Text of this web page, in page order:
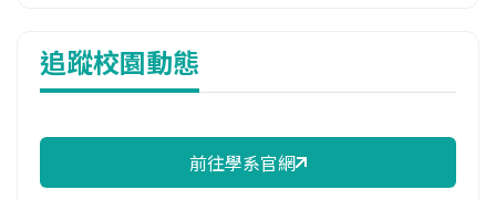
花蓮縣新城鄉大漢村樹人街1號
追蹤校園動態
前往學系官網